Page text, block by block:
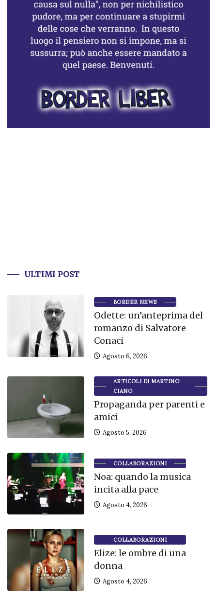
ULTIMI POST
BORDER NEWS
Odette: un’anteprima del
romanzo di Salvatore
Conaci
Agosto 6, 2026
ARTICOLI DI MARTINO
CIANO
Propaganda per parenti e
amici
Agosto 5, 2026
COLLABORAZIONI
Noa: quando la musica
incita alla pace
Agosto 4, 2026
COLLABORAZIONI
Elize: le ombre di una
donna
Agosto 4, 2026